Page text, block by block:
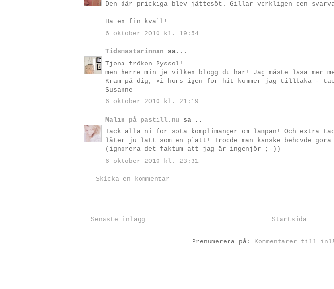
Den där prickiga blev jättesöt. Gillar verkligen den
Ha en fin kväll!
6 oktober 2010 kl. 19:54
Tidsmästarinnan sa...
Tjena fröken Pyssel!
men herre min je vilken blogg du har! Jag måste läsa mer
Kram på dig, vi hörs igen för hit kommer jag tillbaka -
Susanne
6 oktober 2010 kl. 21:19
Malin på pastill.nu sa...
Tack alla ni för söta komplimanger om lampan! Och extra
låter ju lätt som en plätt! Trodde man kanske behövde göra
(ignorera det faktum att jag är ingenjör ;-))
6 oktober 2010 kl. 23:31
Skicka en kommentar
Senaste inlägg Startsida
Prenumerera på: Kommentarer till